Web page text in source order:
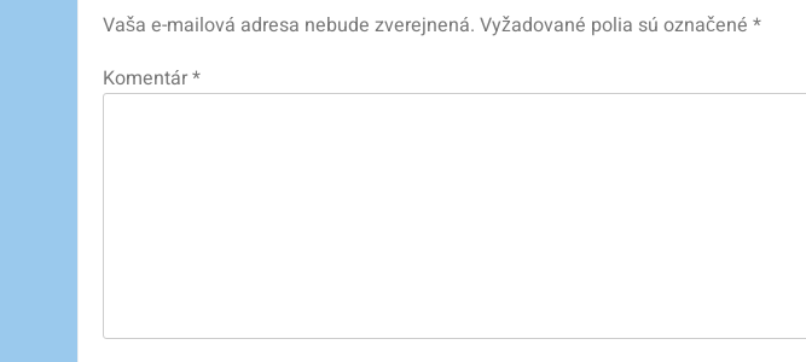
Vaša e-mailová adresa nebude zverejnená. Vyžadované polia sú označené *
Komentár*